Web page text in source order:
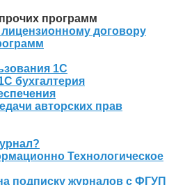
программ
договору
1С
бухгалтерия
авторских прав
Технологическое
подписку журналов с ФГУП